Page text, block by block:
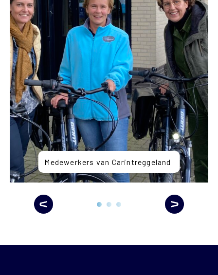
Previous
Medewerkers van Carintreggeland
Next